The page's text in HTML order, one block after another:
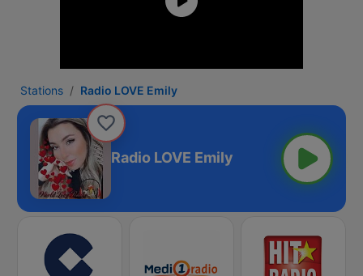
Stations Radio LOVE Emily
Radio LOVE Emily